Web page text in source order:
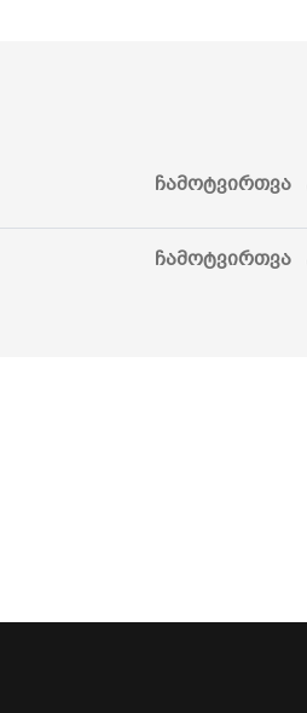
ᲩᲐᲛᲝᲢᲕᲘᲠᲗᲕᲐ
ᲩᲐᲛᲝᲢᲕᲘᲠᲗᲕᲐ